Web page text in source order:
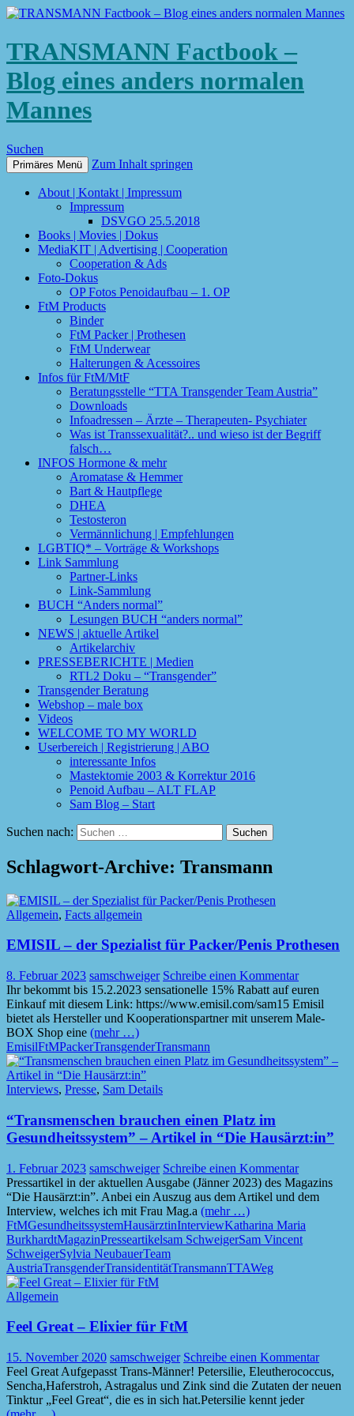
TRANSMANN Factbook –
Blog eines anders normalen
Mannes
Suchen
Primäres Menü Zum Inhalt springen
About | Kontakt | Impressum
Impressum
DSVGO 25.5.2018
Books | Movies | Dokus
MediaKIT | Advertising | Cooperation
Cooperation & Ads
Foto-Dokus
OP Fotos Penoidaufbau – 1. OP
FtM Products
Binder
FtM Packer | Prothesen
FtM Underwear
Halterungen & Acessoires
Infos für FtM/MtF
Beratungsstelle “TTA Transgender Team Austria”
Downloads
Infoadressen – Ärzte – Therapeuten- Psychiater
Was ist Transsexualität?.. und wieso ist der Begriff
falsch…
INFOS Hormone & mehr
Aromatase & Hemmer
Bart & Hautpflege
DHEA
Testosteron
Vermännlichung | Empfehlungen
LGBTIQ* – Vorträge & Workshops
Link Sammlung
Partner-Links
Link-Sammlung
BUCH “Anders normal”
Lesungen BUCH “anders normal”
NEWS | aktuelle Artikel
Artikelarchiv
PRESSEBERICHTE | Medien
RTL2 Doku – “Transgender”
Transgender Beratung
Webshop – male box
Videos
WELCOME TO MY WORLD
Userbereich | Registrierung | ABO
interessante Infos
Mastektomie 2003 & Korrektur 2016
Penoid Aufbau – ALT FLAP
Sam Blog – Start
Suchen nach:
Schlagwort-Archive: Transmann
Allgemein, Facts allgemein
EMISIL – der Spezialist für Packer/Penis Prothesen
8. Februar 2023 samschweiger Schreibe einen Kommentar
Ihr bekommt bis 15.2.2023 sensationelle 15% Rabatt auf euren
Einkauf mit diesem Link: https://www.emisil.com/sam15 Emisil
bietet als Hersteller und Kooperationspartner mit unserem Male-
BOX Shop eine (mehr …)
EmisilFtMPackerTransgenderTransmann
Interviews, Presse, Sam Details
“Transmenschen brauchen einen Platz im
Gesundheitssystem” – Artikel in “Die Hausärzt:in”
1. Februar 2023 samschweiger Schreibe einen Kommentar
Pressartikel in der aktuellen Ausgabe (Jänner 2023) des Magazins
“Die Hausärzt:in”. Anbei ein Auszug aus dem Artikel und dem
Interview, welches ich mit Frau Mag.a (mehr …)
FtMGesundheitssystemHausärztinInterviewKatharina Maria
BurkhardtMagazinPresseartikelsam SchweigerSam Vincent
SchweigerSylvia NeubauerTeam
AustriaTransgenderTransidentitätTransmannTTAWeg
Allgemein
Feel Great – Elixier für FtM
15. November 2020 samschweiger Schreibe einen Kommentar
Feel Great Aufgepasst Trans-Männer! Petersilie, Eleutherococcus,
Sencha,Haferstroh, Astragalus und Zink sind die Zutaten der neuen
Tinktur „Feel Great“, die es in sich hat.Petersilie kennt jeder